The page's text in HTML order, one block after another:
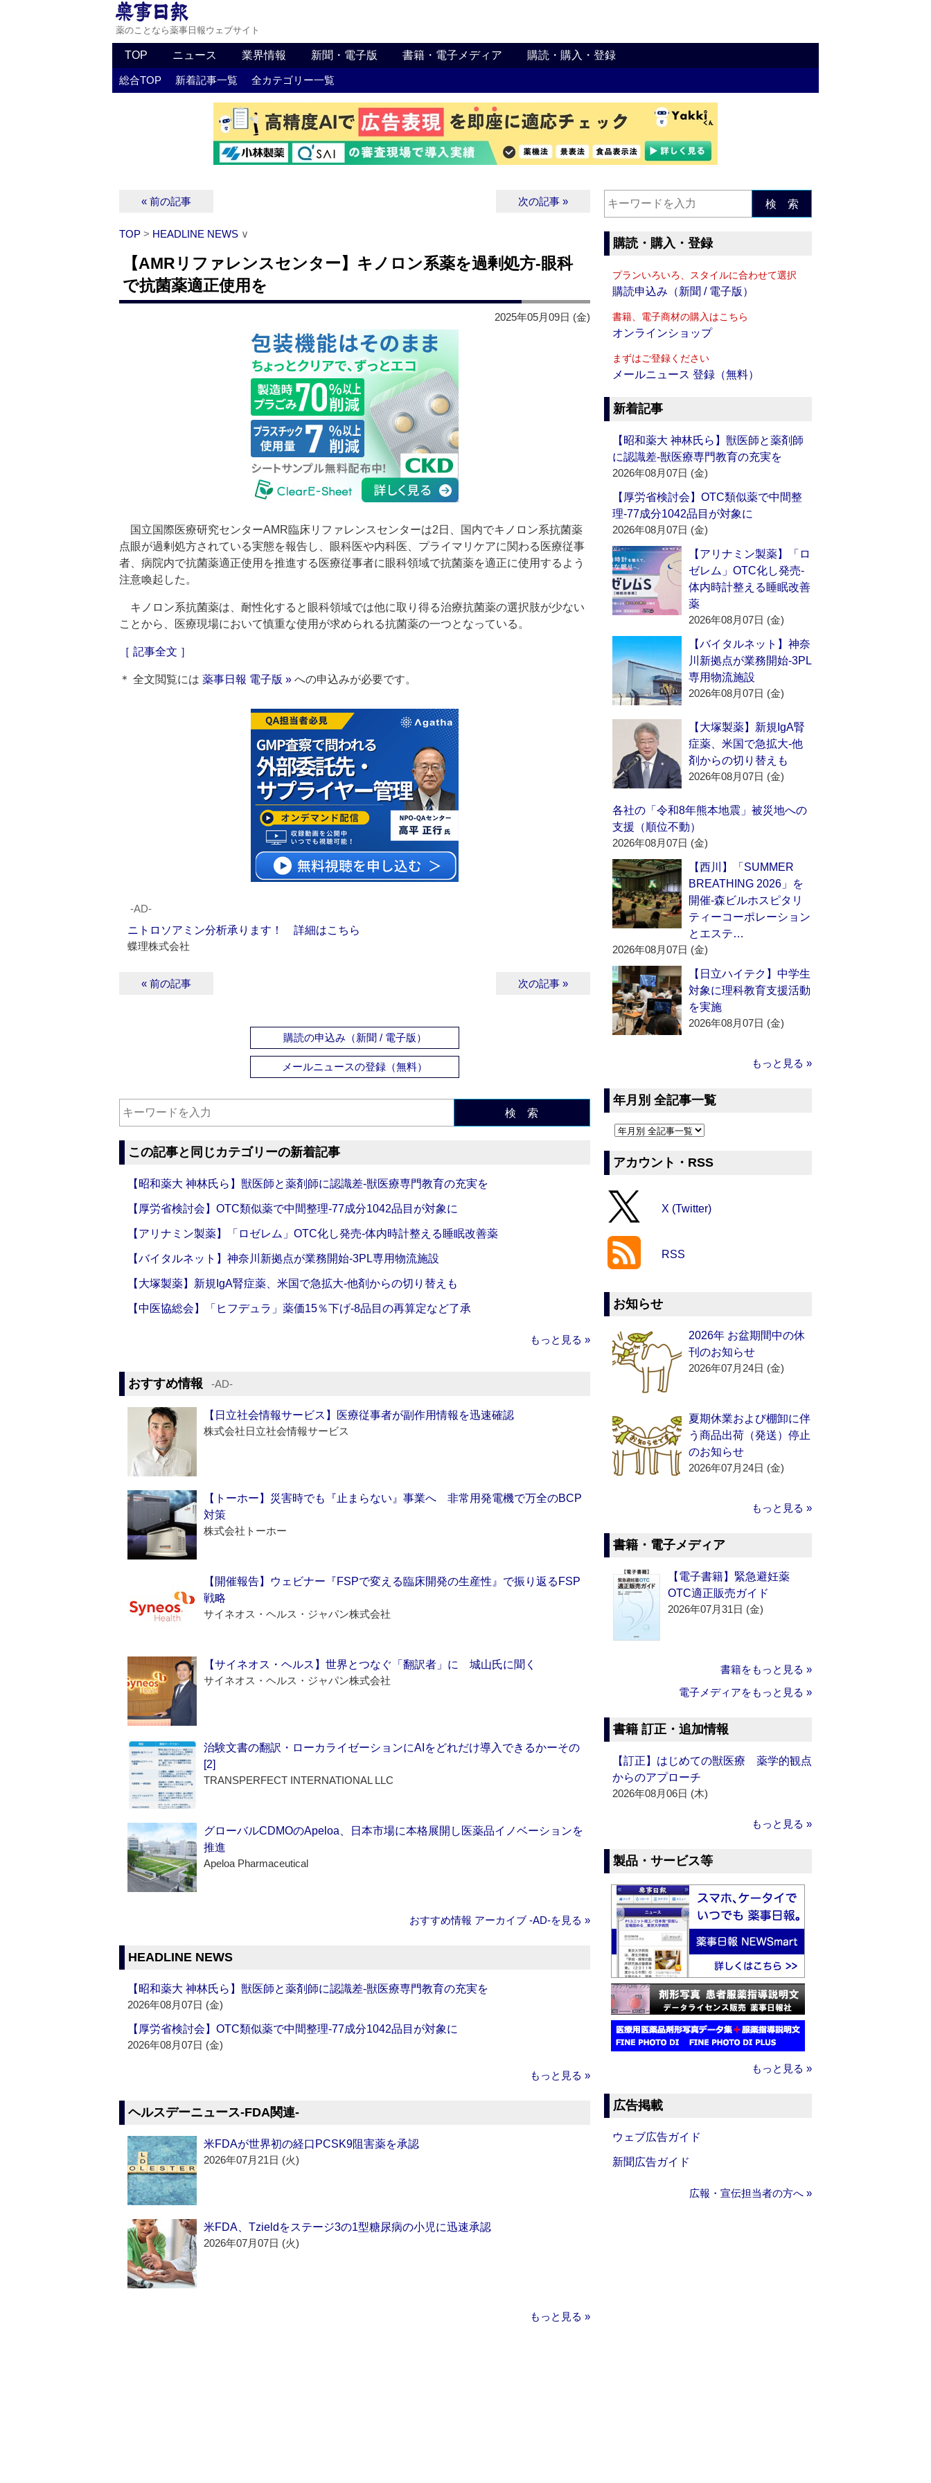
薬のことなら薬事日報ウェブサイト
TOP ニュース 業界情報 新聞・電子版 書籍・電子メディア 購読・購入・登録
総合TOP 新着記事一覧 全カテゴリー一覧
« 前の記事 次の記事 »
TOP > HEADLINE NEWS ∨
【AMRリファレンスセンター】キノロン系薬を過剰処方‐眼科
で抗菌薬適正使用を
2025年05月09日 (金)
国立国際医療研究センターAMR臨床リファレンスセンターは2日、国内でキノロン系抗菌薬
点眼が過剰処方されている実態を報告し、眼科医や内科医、プライマリケアに関わる医療従事
者、病院内で抗菌薬適正使用を推進する医療従事者に眼科領域で抗菌薬を適正に使用するよう
注意喚起した。
キノロン系抗菌薬は、耐性化すると眼科領域では他に取り得る治療抗菌薬の選択肢が少ない
ことから、医療現場において慎重な使用が求められる抗菌薬の一つとなっている。
［ 記事全文 ］
＊ 全文閲覧には 薬事日報 電子版 » への申込みが必要です。
‐AD‐
ニトロソアミン分析承ります！ 詳細はこちら
蝶理株式会社
« 前の記事 次の記事 »
購読の申込み（新聞 / 電子版）
メールニュースの登録（無料）
検 索
この記事と同じカテゴリーの新着記事
【昭和薬大 神林氏ら】獣医師と薬剤師に認識差‐獣医療専門教育の充実を
【厚労省検討会】OTC類似薬で中間整理‐77成分1042品目が対象に
【アリナミン製薬】「ロゼレム」OTC化し発売‐体内時計整える睡眠改善薬
【バイタルネット】神奈川新拠点が業務開始‐3PL専用物流施設
【大塚製薬】新規IgA腎症薬、米国で急拡大‐他剤からの切り替えも
【中医協総会】「ヒフデュラ」薬価15％下げ‐8品目の再算定など了承
もっと見る »
おすすめ情報 ‐AD‐
【日立社会情報サービス】医療従事者が副作用情報を迅速確認
株式会社日立社会情報サービス
【トーホー】災害時でも『止まらない』事業へ 非常用発電機で万全のBCP
対策
株式会社トーホー
【開催報告】ウェビナー『FSPで変える臨床開発の生産性』で振り返るFSP
戦略
サイネオス・ヘルス・ジャパン株式会社
【サイネオス・ヘルス】世界とつなぐ「翻訳者」に 城山氏に聞く
サイネオス・ヘルス・ジャパン株式会社
治験文書の翻訳・ローカライゼーションにAIをどれだけ導入できるかーその
[2]
TRANSPERFECT INTERNATIONAL LLC
グローバルCDMOのApeloa、日本市場に本格展開し医薬品イノベーションを
推進
Apeloa Pharmaceutical
おすすめ情報 アーカイブ ‐AD‐を見る »
HEADLINE NEWS
【昭和薬大 神林氏ら】獣医師と薬剤師に認識差‐獣医療専門教育の充実を
2026年08月07日 (金)
【厚労省検討会】OTC類似薬で中間整理‐77成分1042品目が対象に
2026年08月07日 (金)
もっと見る »
ヘルスデーニュース‐FDA関連‐
米FDAが世界初の経口PCSK9阻害薬を承認
2026年07月21日 (火)
米FDA、Tzieldをステージ3の1型糖尿病の小児に迅速承認
2026年07月07日 (火)
もっと見る »
検 索
購読・購入・登録
プランいろいろ、スタイルに合わせて選択
購読申込み（新聞 / 電子版）
書籍、電子商材の購入はこちら
オンラインショップ
まずはご登録ください
メールニュース 登録（無料）
新着記事
【昭和薬大 神林氏ら】獣医師と薬剤師
に認識差‐獣医療専門教育の充実を
2026年08月07日 (金)
【厚労省検討会】OTC類似薬で中間整
理‐77成分1042品目が対象に
2026年08月07日 (金)
【アリナミン製薬】「ロ
ゼレム」OTC化し発売‐
体内時計整える睡眠改善
薬
2026年08月07日 (金)
【バイタルネット】神奈
川新拠点が業務開始‐3PL
専用物流施設
2026年08月07日 (金)
【大塚製薬】新規IgA腎
症薬、米国で急拡大‐他
剤からの切り替えも
2026年08月07日 (金)
各社の「令和8年熊本地震」被災地への
支援（順位不動）
2026年08月07日 (金)
【西川】「SUMMER
BREATHING 2026」を
開催‐森ビルホスピタリ
ティーコーポレーション
とエステ…
2026年08月07日 (金)
【日立ハイテク】中学生
対象に理科教育支援活動
を実施
2026年08月07日 (金)
もっと見る »
年月別 全記事一覧
アカウント・RSS
X (Twitter)
RSS
お知らせ
2026年 お盆期間中の休
刊のお知らせ
2026年07月24日 (金)
夏期休業および棚卸に伴
う商品出荷（発送）停止
のお知らせ
2026年07月24日 (金)
もっと見る »
書籍・電子メディア
【電子書籍】緊急避妊薬
OTC適正販売ガイド
2026年07月31日 (金)
書籍をもっと見る »
電子メディアをもっと見る »
書籍 訂正・追加情報
【訂正】はじめての獣医療 薬学的観点
からのアプローチ
2026年08月06日 (木)
もっと見る »
製品・サービス等
もっと見る »
広告掲載
ウェブ広告ガイド
新聞広告ガイド
広報・宣伝担当者の方へ »